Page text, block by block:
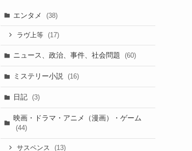
エンタメ (38)
ラヴ上等 (17)
ニュース、政治、事件、社会問題 (60)
ミステリー小説 (16)
日記 (3)
映画・ドラマ・アニメ（漫画）・ゲーム
(44)
サスペンス (13)